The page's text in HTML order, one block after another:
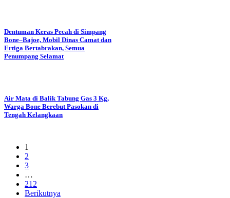
Dentuman Keras Pecah di Simpang
Bone–Bajoe, Mobil Dinas Camat dan
Ertiga Bertabrakan, Semua
Penumpang Selamat
Air Mata di Balik Tabung Gas 3 Kg,
Warga Bone Berebut Pasokan di
Tengah Kelangkaan
1
2
3
…
212
Berikutnya